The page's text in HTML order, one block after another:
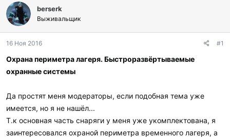
р
е
м
ы
а
ч
а
berserk
Выживальщик
16 Ноя 2016 #1
Охрана периметра лагеря. Быстроразвёртываемые
охранные системы
Да простят меня модераторы, если подобная тема уже
имеется, но я не нашёл...
Т.к основная часть снаряги у меня уже укомплектована, я
заинтересовался охраной периметра временного лагеря, а